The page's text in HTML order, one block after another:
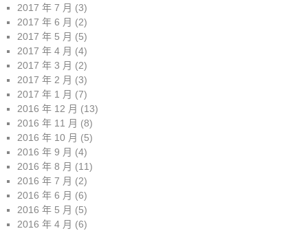
2017 年 7 月 (3)
2017 年 6 月 (2)
2017 年 5 月 (5)
2017 年 4 月 (4)
2017 年 3 月 (2)
2017 年 2 月 (3)
2017 年 1 月 (7)
2016 年 12 月 (13)
2016 年 11 月 (8)
2016 年 10 月 (5)
2016 年 9 月 (4)
2016 年 8 月 (11)
2016 年 7 月 (2)
2016 年 6 月 (6)
2016 年 5 月 (5)
2016 年 4 月 (6)